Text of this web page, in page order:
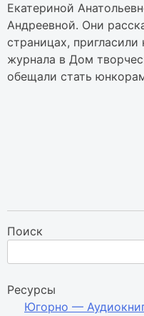
Екатериной
Андреевной. Они
страницах,
журнала в Дом
обещали стать
Поиск
Ресурсы
Югорно —